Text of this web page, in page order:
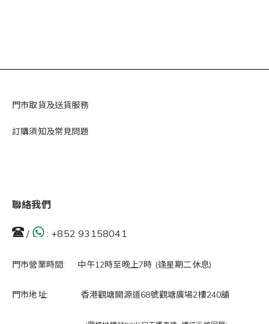
門市取貨及送貨服務
訂購須知及常見問題
聯絡我們
/ : +852 93158041
門市營業時間: 中午12時至晚上7時 (逢星期二休息)
門市地址: 香港觀塘開源道68號觀塘廣場2樓240舖